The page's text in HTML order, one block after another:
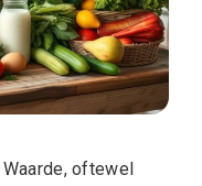
oftewel